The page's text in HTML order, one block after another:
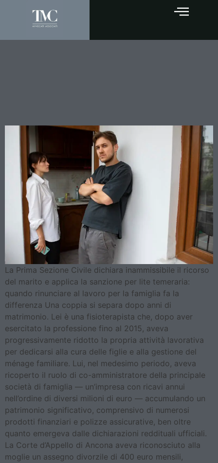
La Prima Sezione Civile dichiara inammissibile il ricorso
del marito e applica la sanzione per lite temeraria:
quando rinunciare al lavoro per la famiglia fa la
differenza Una coppia si separa dopo anni di
matrimonio. Lei è una fisioterapista che, dopo aver
esercitato la professione fino al 2015, aveva
progressivamente ridotto la propria attività lavorativa
per dedicarsi alla cura delle figlie e alla gestione del
ménage familiare. Lui, nel medesimo periodo, aveva
ricoperto il ruolo di co-amministratore della principale
società di famiglia — un’impresa con ricavi annui
nell’ordine di diversi milioni di euro — accumulando un
patrimonio significativo, comprensivo di numerosi
prodotti finanziari e polizze assicurative, ben oltre
quanto emergeva dalle dichiarazioni reddituali ufficiali.
La Corte d’Appello di Ancona aveva riconosciuto alla
moglie un assegno divorzile di 400 euro mensili,